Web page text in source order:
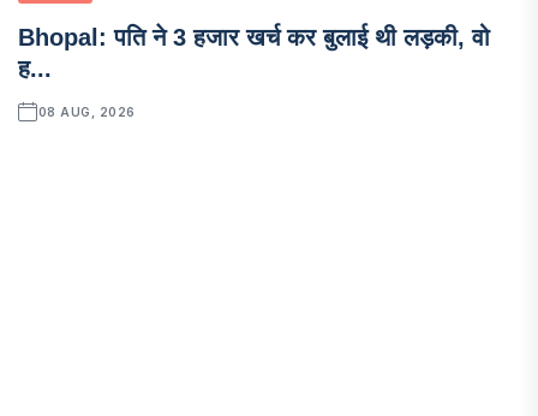
Bhopal: पति ने 3 हजार खर्च कर बुलाई थी लड़की, वो
ह...
08 AUG, 2026